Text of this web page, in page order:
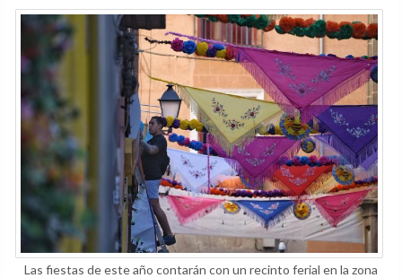
Las fiestas de este año contarán con un recinto ferial en la zona